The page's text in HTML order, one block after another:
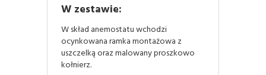
W zestawie:
W skład anemostatu wchodzi
ocynkowana ramka montażowa z
uszczelką oraz malowany proszkowo
kołnierz.